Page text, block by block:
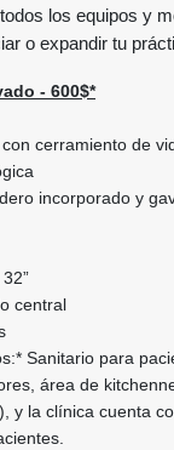
los equipos y
o expandir tu
- 600$*
cerramiento de
incorporado y
central
Sanitario para
área de
y la clínica cuenta